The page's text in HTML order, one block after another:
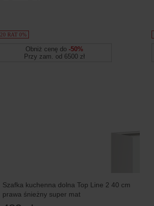
20 RAT 0%
Obniż cenę do-50%
Przy zam. od 6500 zł
Szafka kuchenna dolna Top Line 2 40 cm
prawa śnieżny super mat